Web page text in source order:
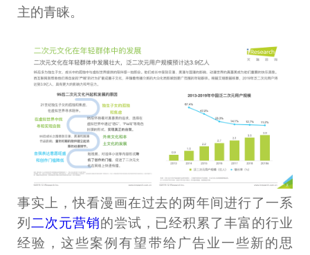
主的青睐。
事实上，快看漫画在过去的两年间进行了一系
列二次元营销的尝试，已经积累了丰富的行业
经验，这些案例有望带给广告业一些新的思